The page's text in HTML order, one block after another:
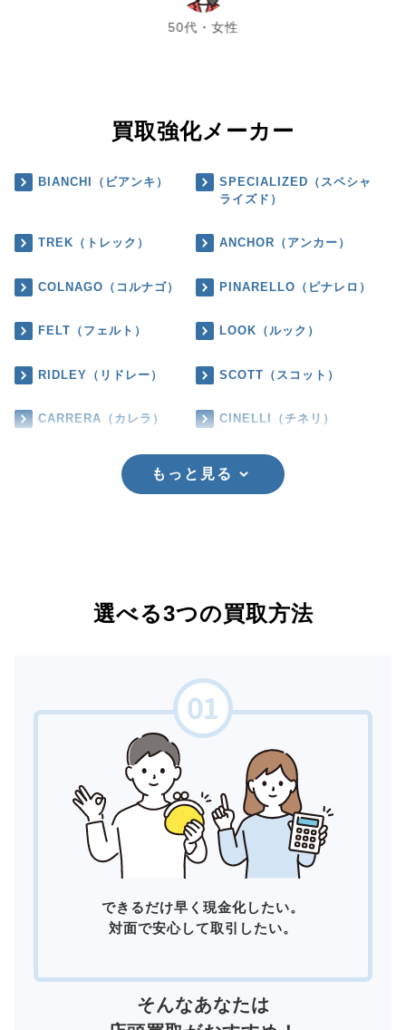
50代・女性
買取強化メーカー
BIANCHI（ビアンキ）
SPECIALIZED（スペシャ
ライズド）
TREK（トレック） ANCHOR（アンカー）
COLNAGO（コルナゴ） PINARELLO（ピナレロ）
FELT（フェルト） LOOK（ルック）
RIDLEY（リドレー） SCOTT（スコット）
CARRERA（カレラ） CINELLI（チネリ）
もっと見る
選べる3つの買取方法
できるだけ早く現金化したい。
対面で安心して取引したい。
そんなあなたは